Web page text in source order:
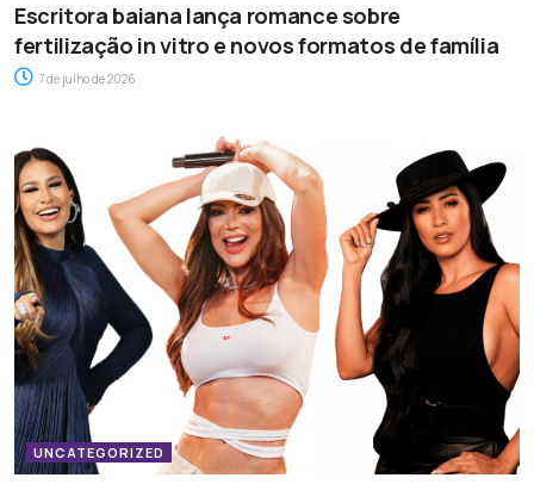
Escritora baiana lança romance sobre
fertilização in vitro e novos formatos de família
7 de julho de 2026
UNCATEGORIZED